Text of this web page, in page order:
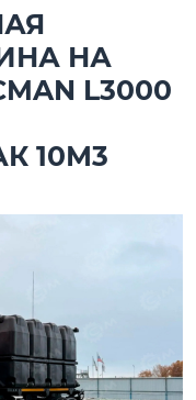
НА
L3000
10М3